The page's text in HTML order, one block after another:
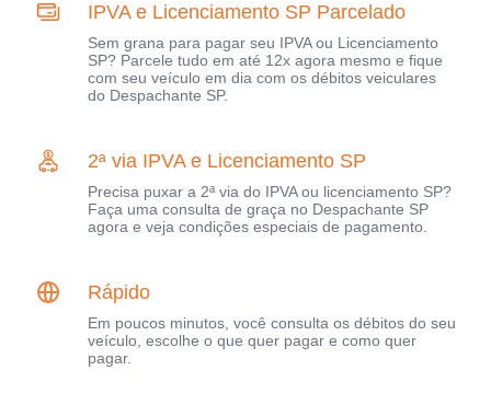
IPVA e Licenciamento SP Parcelado
Sem grana para pagar seu IPVA ou Licenciamento
SP? Parcele tudo em até 12x agora mesmo e fique
com seu veículo em dia com os débitos veiculares
do Despachante SP.
2ª via IPVA e Licenciamento SP
Precisa puxar a 2ª via do IPVA ou licenciamento SP?
Faça uma consulta de graça no Despachante SP
agora e veja condições especiais de pagamento.
Rápido
Em poucos minutos, você consulta os débitos do seu
veículo, escolhe o que quer pagar e como quer
pagar.